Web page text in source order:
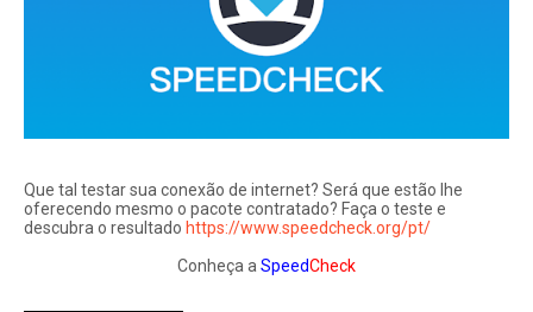
Que tal testar sua conexão de internet? Será que estão lhe
oferecendo mesmo o pacote contratado? Faça o teste e
descubra o resultado https://www.speedcheck.org/pt/
Conheça a SpeedCheck